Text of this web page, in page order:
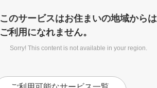
このサービスはお住まいの地域からは
ご利用になれません。
Sorry! This content is not available in your region.